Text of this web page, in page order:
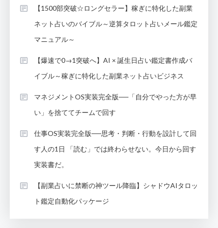
【1500部突破☆ロングセラー】稼ぎに特化した副業
ネット占いのバイブル～逆算タロット占いメール鑑定
マニュアル～
【爆速で0→1突破へ】AI × 誕生日占い鑑定書作成バ
イブル～稼ぎに特化した副業ネット占いビジネス
マネジメントOS実装完全版──「自分でやった方が早
い」を捨ててチームで回す
仕事OS実装完全版──思考・判断・行動を設計して回
す人の1日 「読む」では終わらせない。今日から回す
実装書だ。
【副業占いに禁断の神ツール降臨】シャドウAIタロッ
ト鑑定自動化パッケージ